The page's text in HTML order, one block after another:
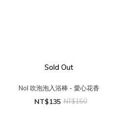
Sold Out
Nol 吹泡泡入浴棒 - 愛心花香
NT$135 NT$150